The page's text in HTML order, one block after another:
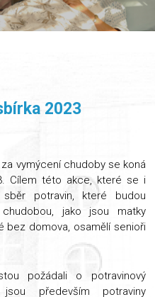
2023
vymýcení chudoby se koná
Cílem této akce, které se i
potravin, které budou
jako jsou matky
bez domova, osamělí senioři
požádali o potravinový
jsou především potraviny